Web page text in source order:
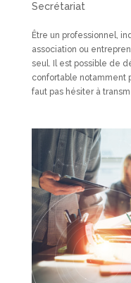
Secrétariat
Être un professionnel,
association ou
seul. Il est possible de
confortable notamment
faut pas hésiter à